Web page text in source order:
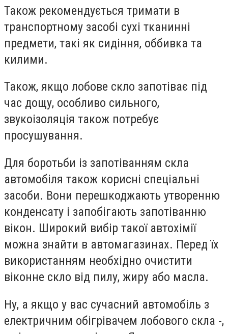
Також рекомендується тримати в
транспортному засобі сухі тканинні
предмети, такі як сидіння, оббивка та
килими.
Також, якщо лобове скло запотіває під
час дощу, особливо сильного,
звукоізоляція також потребує
просушування.
Для боротьби із запотіванням скла
автомобіля також корисні спеціальні
засоби. Вони перешкоджають утворенню
конденсату і запобігають запотіванню
вікон. Широкий вибір такої автохімії
можна знайти в автомагазинах. Перед їх
використанням необхідно очистити
віконне скло від пилу, жиру або масла.
Ну, а якщо у вас сучасний автомобіль з
електричним обігрівачем лобового скла -,